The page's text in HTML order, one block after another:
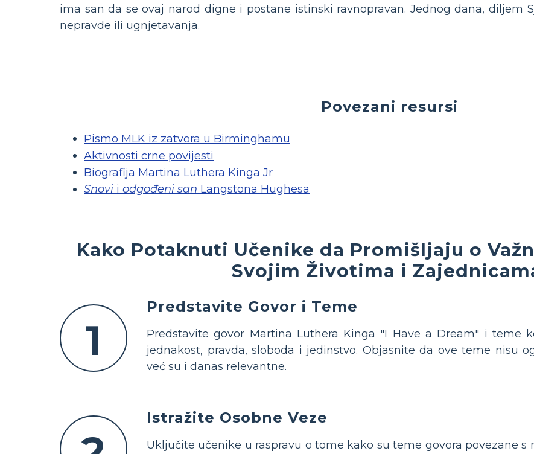
ima san da se ovaj narod digne i postane istinski ravnopravan. Jednog dana, diljem
nepravde ili ugnjetavanja.
Povezani resursi
Pismo MLK iz zatvora u Birminghamu
Aktivnosti crne povijesti
Biografija Martina Luthera Kinga Jr
Snovi i odgođeni san Langstona Hughesa
Kako Potaknuti Učenike da Promišljaju o
Svojim Životima i
1
Predstavite Govor i Teme
Predstavite govor Martina Luthera Kinga "I Have a Dream" i teme
jednakost, pravda, sloboda i jedinstvo. Objasnite da ove teme nisu
već su i danas relevantne.
Istražite Osobne Veze
Uključite učenike u raspravu o tome kako su teme govora povezane